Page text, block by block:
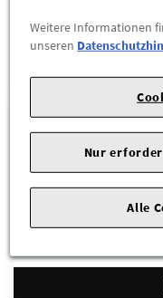
1 Ernst Dello
Beimoorweg 16
(04102) 8815-0
Route
Weitere Informationen
unseren
Nur
Alle